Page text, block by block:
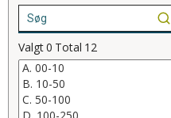
Valgt0 Total 12